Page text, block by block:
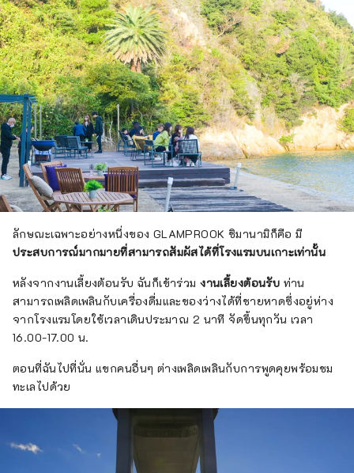
ลักษณะเฉพาะอย่างหนึ่งของ GLAMPROOK ชิมานามิก็คือ มี
ประสบการณ์มากมายที่สามารถสัมผัสได้ที่โรงแรมบนเกาะเท่านั้น
หลังจากงานเลี้ยงต้อนรับ ฉันก็เข้าร่วมงานเลี้ยงต้อนรับ ท่าน
สามารถเพลิดเพลินกับเครื่องดื่มและของว่างได้ที่ชายหาดซึ่งอยู่ห่าง
จากโรงแรมโดยใช้เวลาเดินประมาณ 2 นาที จัดขึ้นทุกวัน เวลา
16.00-17.00 น.
ตอนที่ฉันไปที่นั่น แขกคนอื่นๆ ต่างเพลิดเพลินกับการพูดคุยพร้อมชม
ทะเลไปด้วย